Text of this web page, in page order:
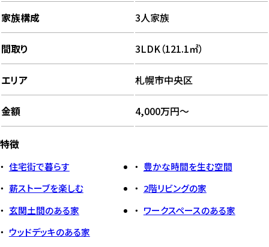
家族構成 3人家族
間取り 3LDK（121.1㎡）
エリア 札幌市中央区
金額 4,000万円～
特徴
住宅街で暮らす
豊かな時間を生む空間
薪ストーブを楽しむ
2階リビングの家
玄関土間のある家
ワークスペースのある家
ウッドデッキのある家